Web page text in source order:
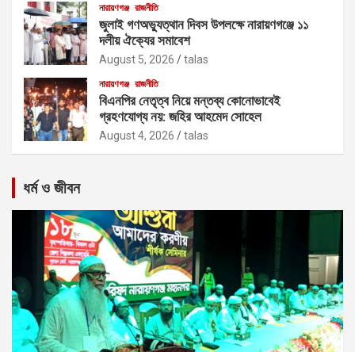
নারায়ণগঞ্জ রাজনীতি
জুলাই গণঅভ্যুত্থান দিবস উপলক্ষে নারায়ণগঞ্জে ১১
দলীয় ঐক্যের সমাবেশ
August 5, 2026 talas
নারায়ণগঞ্জ রাজনীতি
বিএনপির নেতৃত্ব নিয়ে মন্তব্য কোনোভাবেই
গ্রহণযোগ্য নয়: জহির আহমেদ সোহেল
August 4, 2026 talas
ধর্ম ও জীবন